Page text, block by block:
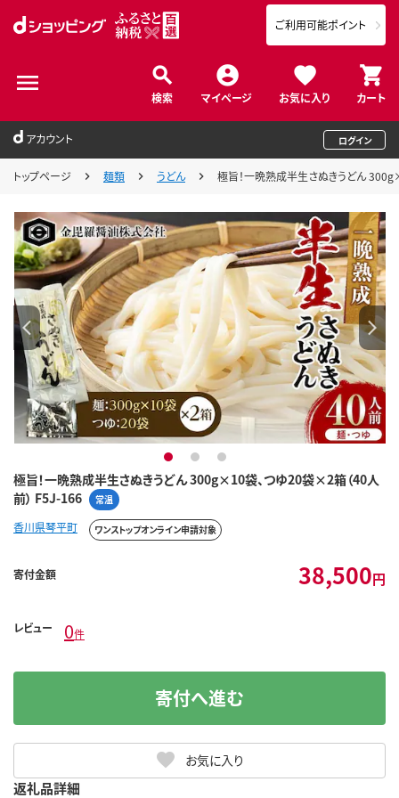
検索 マイページ お気に入り カート
ご利用可能ポイント
アカウント ログイン
トップページ 麺類 うどん 極旨！一晩熟成半生さぬきうどん
極旨！一晩熟成半生さぬきうどん 300g×10袋、つゆ20袋×2箱（40人
前） F5J-166
常温
1 2 3
香川県琴平町 ワンストップオンライン申請対象
寄付金額 38,500円
レビュー 0件
お気に入り
寄付へ進む
返礼品詳細